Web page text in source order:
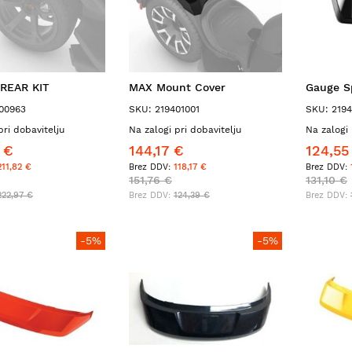
KIT
dobavitelju
€
€
€
MAX Mount Cover
SKU: 219401001
Na zalogi pri dobavitelju
144,17 €
118,17 €
151,76 €
124,39 €
Gauge
SKU:
Na
131,10 €
-5% -5%